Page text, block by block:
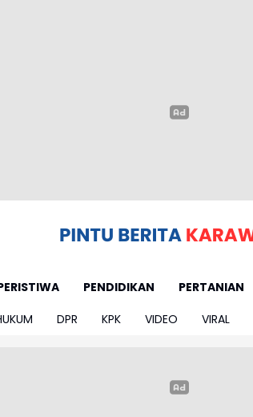
PENDIDIKAN PERTANIAN
DPR KPK VIDEO VIRAL